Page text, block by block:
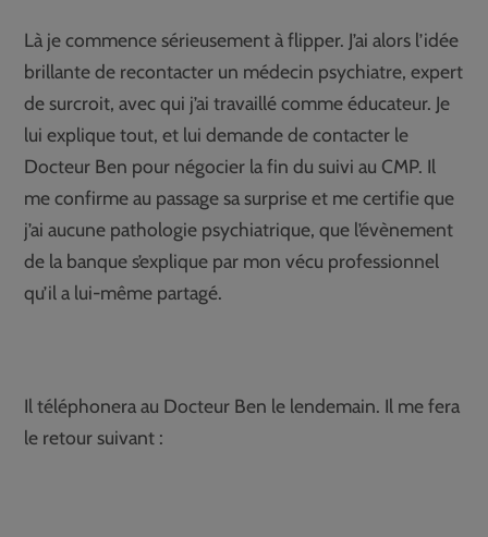
Là je commence sérieusement à flipper. J’ai alors l’idée
brillante de recontacter un médecin psychiatre, expert
de surcroit, avec qui j’ai travaillé comme éducateur. Je
lui explique tout, et lui demande de contacter le
Docteur Ben pour négocier la fin du suivi au CMP. Il
me confirme au passage sa surprise et me certifie que
j’ai aucune pathologie psychiatrique, que l’évènement
de la banque s’explique par mon vécu professionnel
qu’il a lui-même partagé.
Il téléphonera au Docteur Ben le lendemain. Il me fera
le retour suivant :